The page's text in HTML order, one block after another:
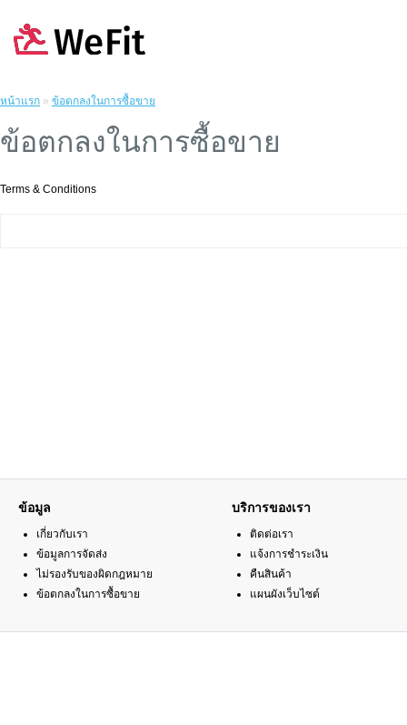
หน้าแรก » ข้อตกลงในการซื้อขาย
ข้อตกลงในการซื้อขาย
Terms & Conditions
ข้อมูล
เกี่ยวกับเรา
ข้อมูลการจัดส่ง
ไม่รองรับของผิดกฎหมาย
ข้อตกลงในการซื้อขาย
บริการของเรา
ติดต่อเรา
แจ้งการชำระเงิน
คืนสินค้า
แผนผังเว็บไซต์